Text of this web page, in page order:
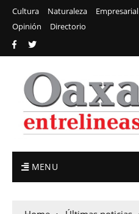
Cultura Naturaleza Empresarial
Opinión
Directorio
MENU